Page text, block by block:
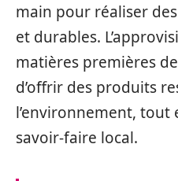
main pour réaliser
et durables.
matières premières
d’offrir des produits
l’environnement,
savoir-faire local.